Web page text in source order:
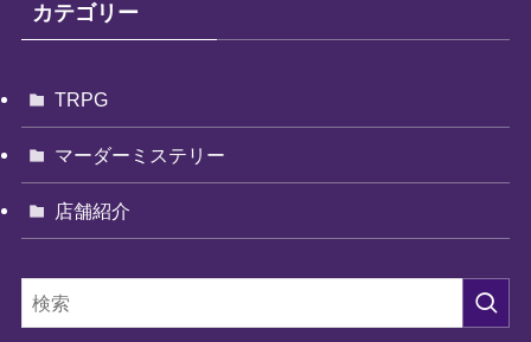
カテゴリー
TRPG
マーダーミステリー
店舗紹介